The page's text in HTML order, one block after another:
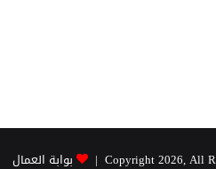
بوابة العمال